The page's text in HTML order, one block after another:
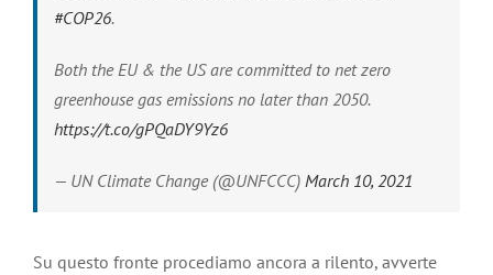
#COP26.
Both the EU & the US are committed to net zero
greenhouse gas emissions no later than 2050.
https://t.co/gPQaDY9Yz6
— UN Climate Change (@UNFCCC) March 10, 2021
Su questo fronte procediamo ancora a rilento, avverte